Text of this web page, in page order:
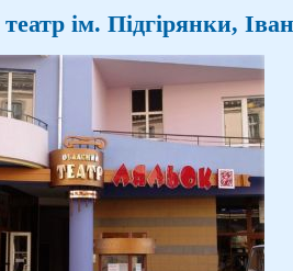
ім. Підгірянки,